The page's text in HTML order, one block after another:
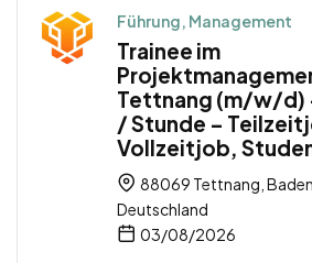
Führung, Management
Trainee im
Tettnang (m/w/d)
/ Stunde –
Vollzeitjob,
88069 Tettnang,
Deutschland
03/08/2026